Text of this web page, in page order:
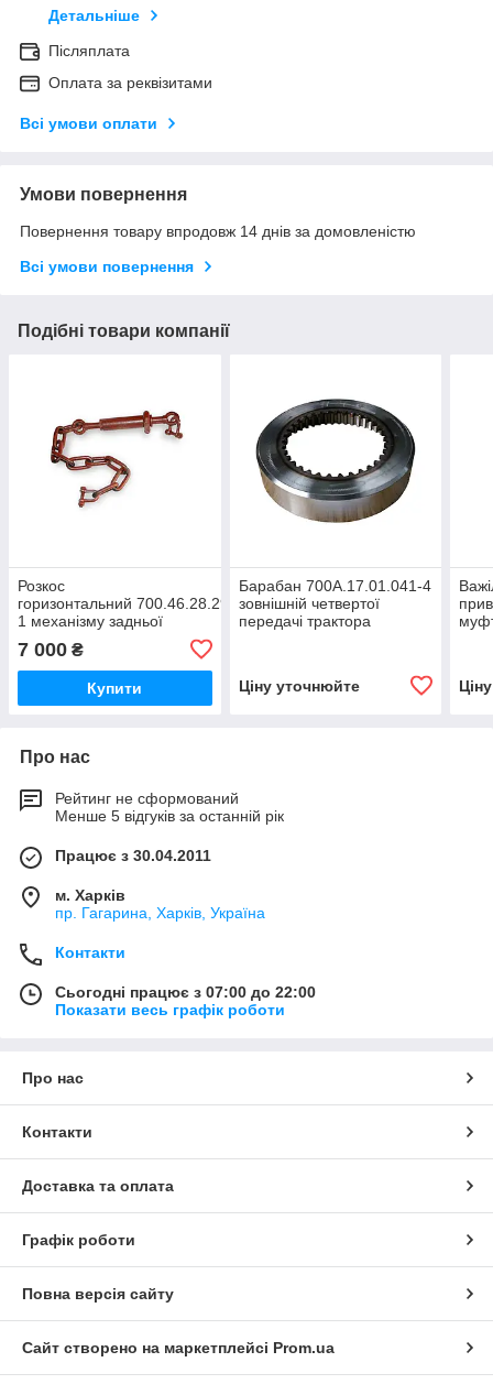
Детальніше
Післяплата
Оплата за реквізитами
Всі умови оплати
Умови повернення
Повернення товару впродовж 14 днів за домовленістю
Всі умови повернення
Подібні товари компанії
Розкос
горизонтальний 700.46.28.290-
1 механізму задньої
Кировець К-700, К-700А,
К-701,К-744
7 000 ₴
Купити
Барабан 700А.17.01.041-4
зовнішній четвертої
передачі трактора
Ціну уточнюйте
Про нас
Рейтинг не сформований
Менше 5 відгуків за останній рік
Працює з 30.04.2011
м. Харків
пр. Гагарина, Харків, Україна
Контакти
Сьогодні працює з 07:00 до 22:00
Показати весь графік роботи
Про нас
Контакти
Доставка та оплата
Графік роботи
Повна версія сайту
Сайт створено на маркетплейсі Prom.ua